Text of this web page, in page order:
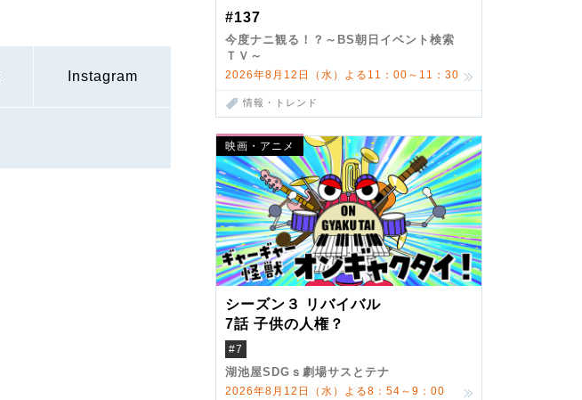
#137
今度ナニ観る！？～BS朝日イベント検索
ＴＶ～
2026年8月12日（水）よる11：00～11：30
情報・トレンド
映画・アニメ
シーズン３ リバイバル
7話 子供の人権？
#7
湖池屋SDGｓ劇場サスとテナ
2026年8月12日（水）よる8：54～9：00
Instagram